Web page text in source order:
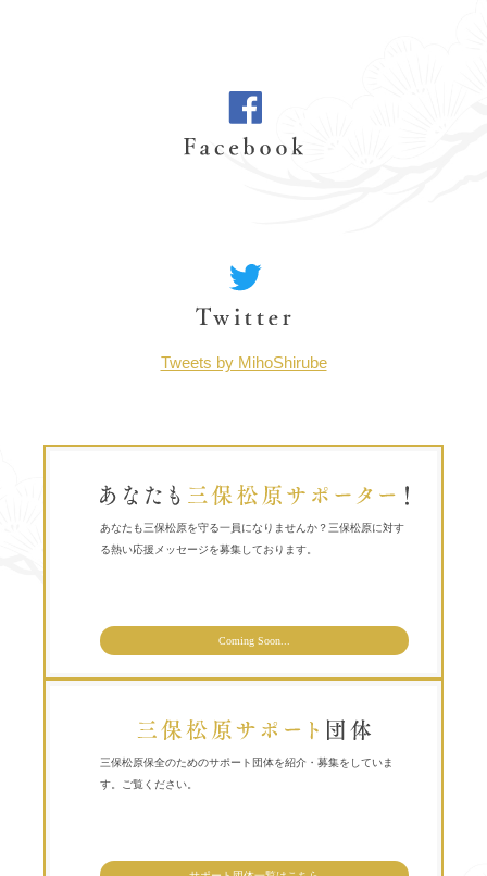
Tweets by MihoShirube
あなたも三保松原を守る一員になりませんか？三保松原に対す
る熱い応援メッセージを募集しております。
Coming Soon...
三保松原保全のためのサポート団体を紹介・募集をしていま
す。ご覧ください。